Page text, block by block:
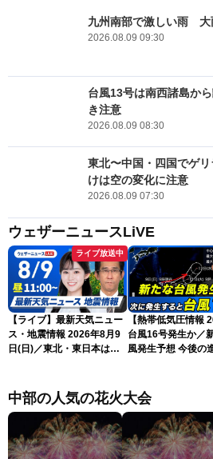
九州南部で激しい雨 大
2026.08.09 09:30
台風13号は南西諸島か
き注意
2026.08.09 08:30
東北〜中国・四国でゲ
けは空の変化に注意
2026.08.09 07:30
ウェザーニュースLiVE
ライブ放送中
【ライブ】最新天気ニュー
ス・地震情報 2026年8月9
日(日)／東北・東日本は急
ム・青原桃香／山口剛央〉
【熱帯低気圧情報
台風16号発生か／
風発生予想 今後の
中部の人気の花火大会